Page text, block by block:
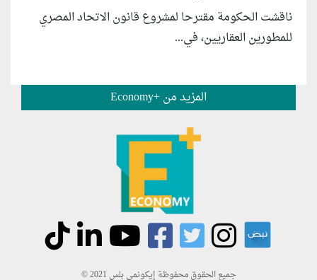
ناقشت الحكومة مقترحا لمشروع قانون الاتحاد المصري
للمطورين العقاريين، في...
المزيد من +Economy
جميع الحقوق محفوظة إيكونمي بلس 2021 ©